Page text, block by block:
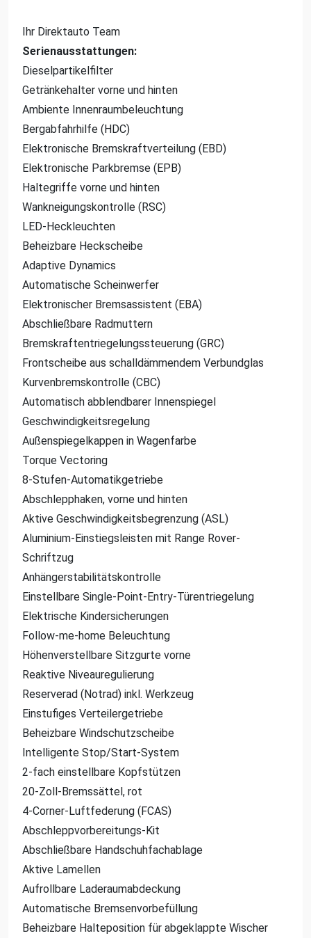
Ihr Direktauto Team
Serienausstattungen:
Dieselpartikelfilter
Getränkehalter vorne und hinten
Ambiente Innenraumbeleuchtung
Bergabfahrhilfe (HDC)
Elektronische Bremskraftverteilung (EBD)
Elektronische Parkbremse (EPB)
Haltegriffe vorne und hinten
Wankneigungskontrolle (RSC)
LED-Heckleuchten
Beheizbare Heckscheibe
Adaptive Dynamics
Automatische Scheinwerfer
Elektronischer Bremsassistent (EBA)
Abschließbare Radmuttern
Bremskraftentriegelungssteuerung (GRC)
Frontscheibe aus schalldämmendem Verbundglas
Kurvenbremskontrolle (CBC)
Automatisch abblendbarer Innenspiegel
Geschwindigkeitsregelung
Außenspiegelkappen in Wagenfarbe
Torque Vectoring
8-Stufen-Automatikgetriebe
Abschlepphaken, vorne und hinten
Aktive Geschwindigkeitsbegrenzung (ASL)
Aluminium-Einstiegsleisten mit Range Rover-
Schriftzug
Anhängerstabilitätskontrolle
Einstellbare Single-Point-Entry-Türentriegelung
Elektrische Kindersicherungen
Follow-me-home Beleuchtung
Höhenverstellbare Sitzgurte vorne
Reaktive Niveauregulierung
Reserverad (Notrad) inkl. Werkzeug
Einstufiges Verteilergetriebe
Beheizbare Windschutzscheibe
Intelligente Stop/Start-System
2-fach einstellbare Kopfstützen
20-Zoll-Bremssättel, rot
4-Corner-Luftfederung (FCAS)
Abschleppvorbereitungs-Kit
Abschließbare Handschuhfachablage
Aktive Lamellen
Aufrollbare Laderaumabdeckung
Automatische Bremsenvorbefüllung
Beheizbare Halteposition für abgeklappte Wischer